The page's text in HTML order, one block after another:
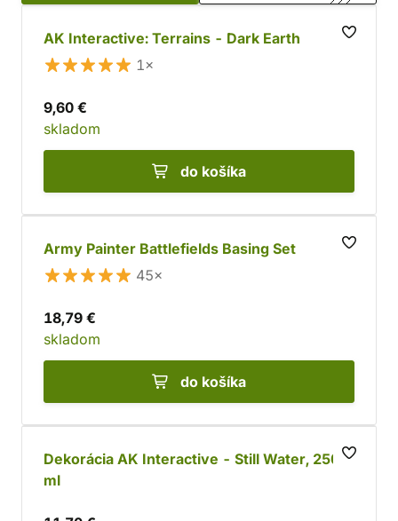
AK Interactive: Terrains - Dark Earth
1×
9,60 €
skladom
do košíka
Army Painter Battlefields Basing Set
45×
18,79 €
skladom
do košíka
Dekorácia AK Interactive - Still Water, 250
ml